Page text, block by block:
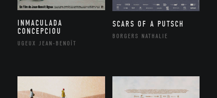
INMACULADA
CONCEPCIOU
UGEUX JEAN-BENOÎT
SCARS OF A PUTSCH
BORGERS NATHALIE